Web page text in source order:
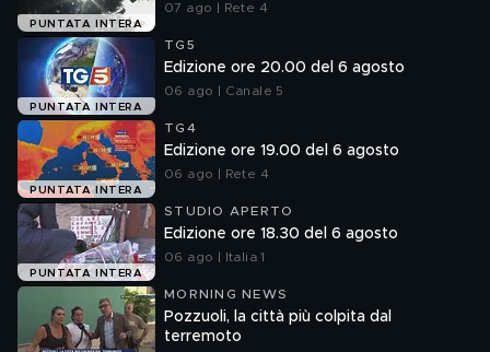
PUNTATA INTERA
07 ago | Rete 4
PUNTATA INTERA
TG5
Edizione ore 20.00 del 6 agosto
06 ago | Canale 5
PUNTATA INTERA
TG4
Edizione ore 19.00 del 6 agosto
06 ago | Rete 4
PUNTATA INTERA
STUDIO APERTO
Edizione ore 18.30 del 6 agosto
06 ago | Italia 1
MORNING NEWS
Pozzuoli, la città più colpita dal
terremoto